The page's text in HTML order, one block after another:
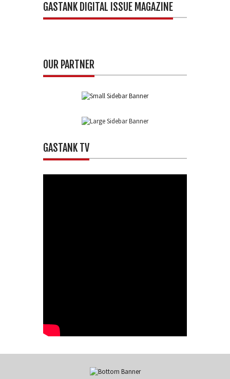
GASTANK DIGITAL ISSUE MAGAZINE
OUR PARTNER
GASTANK TV